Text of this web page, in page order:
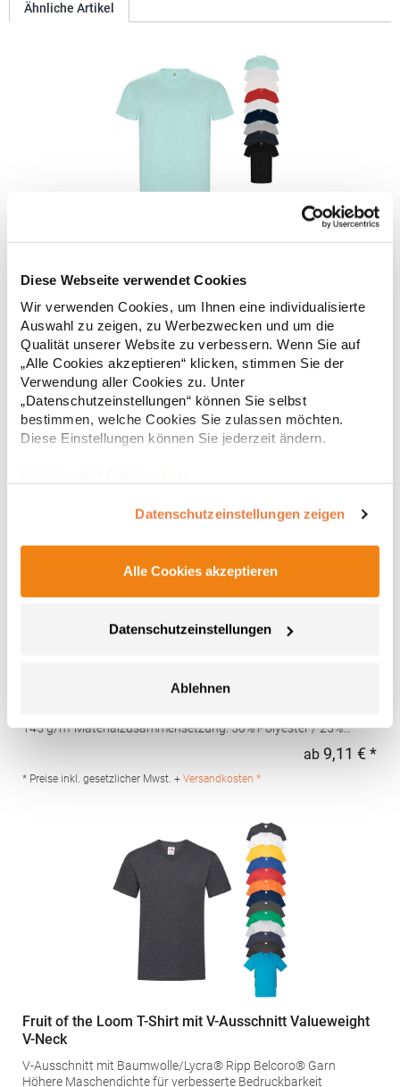
Diese Webseite verwendet Cookies
Wir verwenden Cookies, um Ihnen eine individualisierte
Auswahl zu zeigen, zu Werbezwecken und um die
Qualität unserer Website zu verbessern. Wenn Sie auf
„Alle Cookies akzeptieren“ klicken, stimmen Sie der
Verwendung aller Cookies zu. Unter
„Datenschutzeinstellungen“ können Sie selbst
bestimmen, welche Cookies Sie zulassen möchten.
Diese Einstellungen können Sie jederzeit ändern.
Datenschutzeinstellungen zeigen
Alle Cookies akzeptieren
Datenschutzeinstellungen
Ablehnen
Ähnliche Artikel
mit verstärktem und durchgehendem Schulterband Rundstrick
Pfegehinweis: 40 °C waschbarBügeln erlaubtGrammatur: 160
g/m² (White: 170 g/m²)Materialzusammensetzung: 100%
Baumwolle (Heather Grey: 85% Baumwolle / 15%
Viskose)Angaben zur Produktsicherheit: Herst.-Nr.:
CA6690Hersteller: GORFACTORY S.A Ctra. Santomera / Abanilla
Km 8.8 30620 Fortuna (Murcia) Spanien E-Mail:
info@gorfactory.es
ab 6,83 € *
* Preise inkl. gesetzlicher Mwst. + Versandkosten *
NX6010 Next Level Apparel Herren Tri-Blend T-Shirt
145 g/m²Materialzusammensetzung: 50% Polyester / 25%
Nr.: N6010Hersteller: YS Garments Inc. Dba Next Level Apparel
imported for Europe by Stedman GmbH Charlottenburger Allee
ab 9,11 € *
* Preise inkl. gesetzlicher Mwst. + Versandkosten *
Fruit of the Loom T-Shirt mit V-Ausschnitt Valueweight
V-Neck
V-Ausschnitt mit Baumwolle/Lycra® Ripp Belcoro® Garn
Höhere Maschendichte für verbesserte Bedruckbarkeit